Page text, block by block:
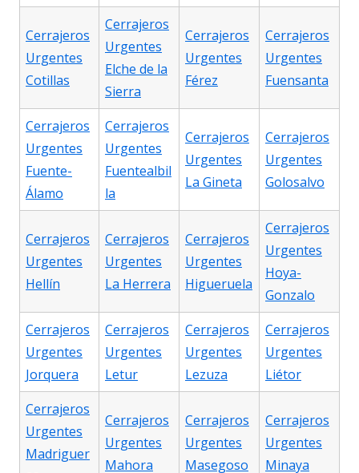
Cerrajeros
Urgentes
Cotillas
Cerrajeros
Urgentes
Elche de la
Sierra
Cerrajeros
Urgentes
Férez
Cerrajeros
Urgentes
Fuensanta
Cerrajeros
Urgentes
Fuente-
Álamo
Cerrajeros
Urgentes
Fuentealbil
la
Cerrajeros
Urgentes
La Gineta
Cerrajeros
Urgentes
Golosalvo
Cerrajeros
Urgentes
Hellín
Cerrajeros
Urgentes
La Herrera
Cerrajeros
Urgentes
Higueruela
Cerrajeros
Urgentes
Hoya-
Gonzalo
Cerrajeros
Urgentes
Jorquera
Cerrajeros
Urgentes
Letur
Cerrajeros
Urgentes
Lezuza
Cerrajeros
Urgentes
Liétor
Cerrajeros
Urgentes
Madriguer
Cerrajeros
Urgentes
Mahora
Cerrajeros
Urgentes
Masegoso
Cerrajeros
Urgentes
Minaya